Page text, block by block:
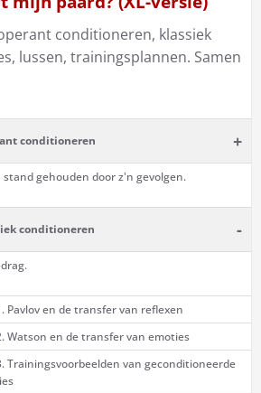
conditioneren, klassiek
lussen, trainingsplannen. Samen
conditioneren +
gehouden door z'n gevolgen.
conditioneren -
Pavlov en de transfer van reflexen
Watson en de transfer van emoties
Trainingsvoorbeelden van geconditioneerde